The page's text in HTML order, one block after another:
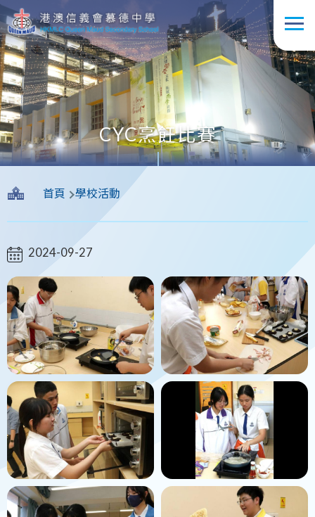
移至主內容
CYC烹飪比賽
航
連
結
首頁 學校活動
2024-09-27